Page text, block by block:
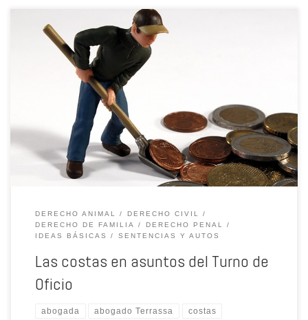
DERECHO ANIMAL
DERECHO CIVIL
DERECHO DE FAMILIA
DERECHO PENAL
IDEAS BÁSICAS
SENTENCIAS Y AUTOS
Las costas en asuntos del Turno de
Oficio
abogada abogado Terrassa costas